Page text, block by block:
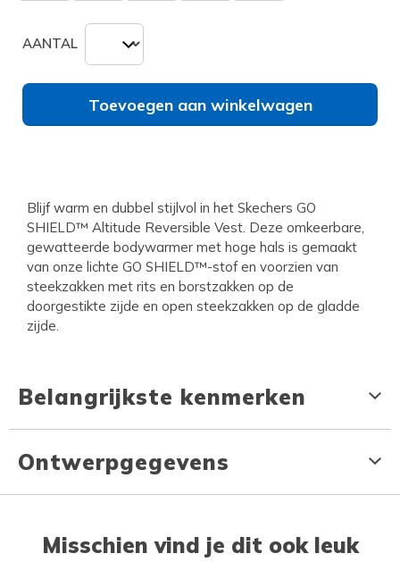
AANTAL
Toevoegen aan winkelwagen
Blijf warm en dubbel stijlvol in het Skechers GO
SHIELD™ Altitude Reversible Vest. Deze omkeerbare,
gewatteerde bodywarmer met hoge hals is gemaakt
van onze lichte GO SHIELD™-stof en voorzien van
steekzakken met rits en borstzakken op de
doorgestikte zijde en open steekzakken op de gladde
zijde.
Belangrijkste kenmerken
Ontwerpgegevens
Misschien vind je dit ook leuk